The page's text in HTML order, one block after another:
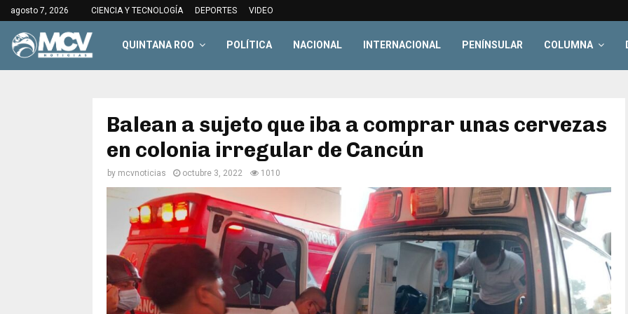
agosto 7, 2026 CIENCIA Y TECNOLOGÍA DEPORTES VIDEO
QUINTANA ROO POLÍTICA NACIONAL INTERNACIONAL PENÍNSULAR COLUMNA
Balean a sujeto que iba a comprar unas cervezas
en colonia irregular de Cancún
by mcvnoticias octubre 3, 2022 1010